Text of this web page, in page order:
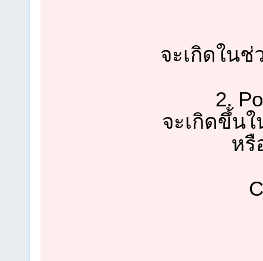
จะเกิดใน
2.
จะเกิดขึ้น
หรื